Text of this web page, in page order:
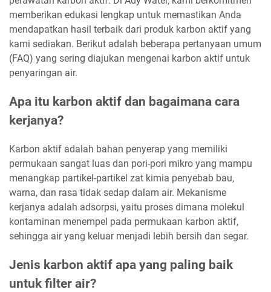
memberikan edukasi lengkap untuk memastikan Anda
mendapatkan hasil terbaik dari produk karbon aktif yang
kami sediakan. Berikut adalah beberapa pertanyaan umum
(FAQ) yang sering diajukan mengenai karbon aktif untuk
penyaringan air.
Apa itu karbon aktif dan bagaimana cara
kerjanya?
Karbon aktif adalah bahan penyerap yang memiliki
permukaan sangat luas dan pori-pori mikro yang mampu
menangkap partikel-partikel zat kimia penyebab bau,
warna, dan rasa tidak sedap dalam air. Mekanisme
kerjanya adalah adsorpsi, yaitu proses dimana molekul
kontaminan menempel pada permukaan karbon aktif,
sehingga air yang keluar menjadi lebih bersih dan segar.
Jenis karbon aktif apa yang paling baik
untuk filter air?